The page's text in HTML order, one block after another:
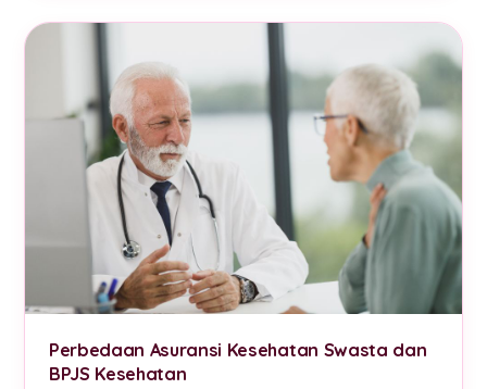
Perbedaan Asuransi Kesehatan Swasta dan
BPJS Kesehatan